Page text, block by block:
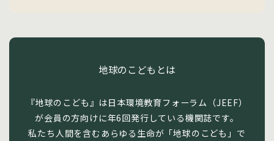
地球のこどもとは
『地球のこども』は日本環境教育フォーラム（JEEF）
が会員の方向けに年6回発行している機関誌です。
私たち人間を含むあらゆる生命が「地球のこども」で